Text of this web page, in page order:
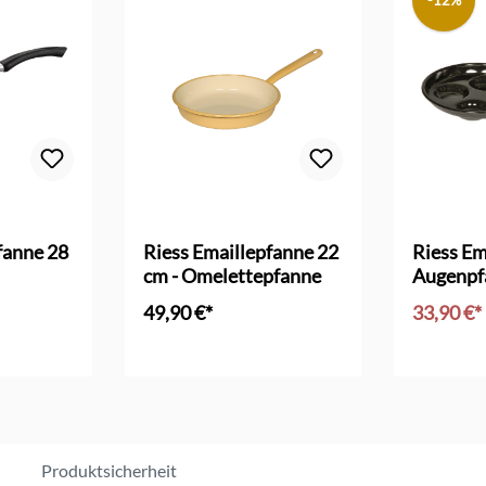
28
Riess Emaillepfanne 22
cm - Omelettepfanne
49,90 €*
Riess
33,90 €*
Produktsicherheit